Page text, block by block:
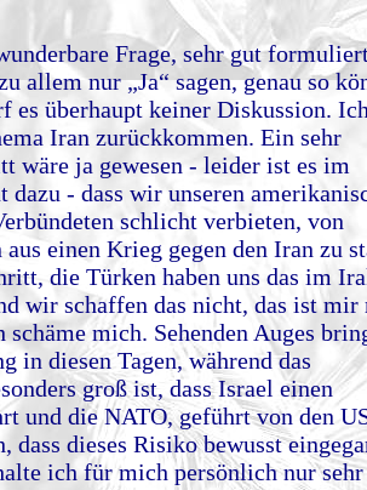
Frage, sehr gut
allem nur „Ja“ sagen, genau so
es überhaupt keiner Diskussion.
Iran zurückkommen. Ein sehr
wäre ja gewesen - leider ist es im
dazu - dass wir unseren
schlicht verbieten, von
aus einen Krieg gegen den Iran zu
die Türken haben uns das im
wir schaffen das nicht, das ist mir
mich. Sehenden Auges
in diesen Tagen, während das
groß ist, dass Israel einen
und die NATO, geführt von den
dass dieses Risiko bewusst
ich für mich persönlich nur sehr